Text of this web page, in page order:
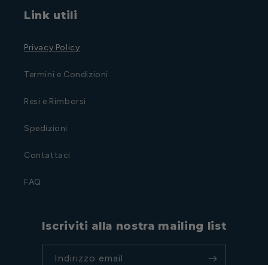
Link utili
Privacy Policy
Termini e Condizioni
Resi e Rimborsi
Spedizioni
Contattaci
FAQ
Iscriviti alla nostra mailing list
Indirizzo email